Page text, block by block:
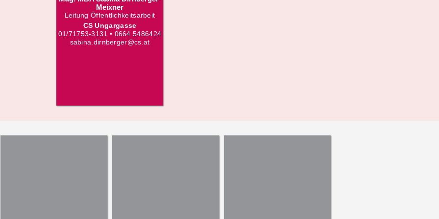
Meixner
Leitung Öffentlichkeitsarbeit
CS Ungargasse
01/71753-3131 • 0664 5486424
sabina.dirnberger@cs.at